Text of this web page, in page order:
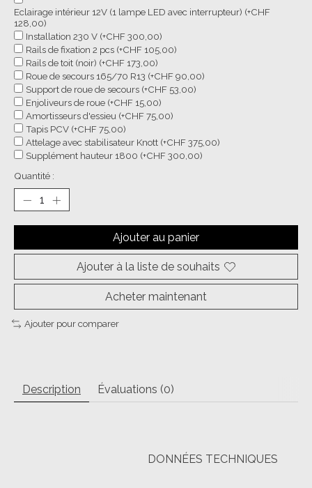
Eclairage intérieur 12V (1 lampe LED avec interrupteur) (+CHF
128,00)
Installation 230 V (+CHF 300,00)
Rails de fixation 2 pcs (+CHF 105,00)
Rails de toit (noir) (+CHF 173,00)
Roue de secours 165/70 R13 (+CHF 90,00)
Support de roue de secours (+CHF 53,00)
Enjoliveurs de roue (+CHF 15,00)
Amortisseurs d'essieu (+CHF 75,00)
Tapis PCV (+CHF 75,00)
Attelage avec stabilisateur Knott (+CHF 375,00)
Supplément hauteur 1800 (+CHF 300,00)
Quantité :
Ajouter au panier
Ajouter à la liste de souhaits
Acheter maintenant
Ajouter pour comparer
Description Évaluations (0)
DONNÉES TECHNIQUES